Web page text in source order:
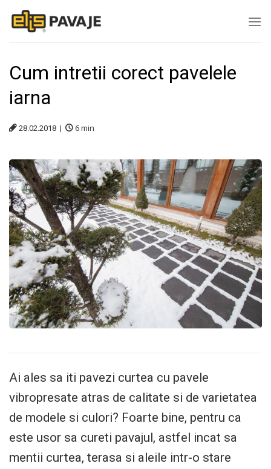
Cum intretii corect pavelele
iarna
28.02.2018 | 6min
Ai ales sa iti pavezi curtea cu pavele
vibropresate atras de calitate si de varietatea
de modele si culori? Foarte bine, pentru ca
este usor sa cureti pavajul, astfel incat sa
mentii curtea, terasa si aleile intr-o stare